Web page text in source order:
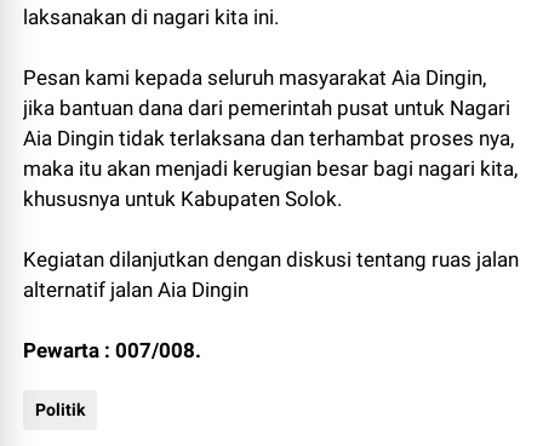
laksanakan di nagari kita ini.
Pesan kami kepada seluruh masyarakat Aia Dingin,
jika bantuan dana dari pemerintah pusat untuk Nagari
Aia Dingin tidak terlaksana dan terhambat proses nya,
maka itu akan menjadi kerugian besar bagi nagari kita,
khususnya untuk Kabupaten Solok.
Kegiatan dilanjutkan dengan diskusi tentang ruas jalan
alternatif jalan Aia Dingin
Pewarta : 007/008.
Politik